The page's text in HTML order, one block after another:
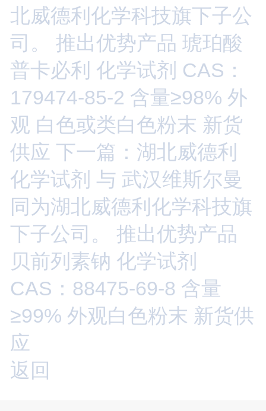
北威德利化学科技旗下子公
司。 推出优势产品 琥珀酸
普卡必利 化学试剂 CAS：
179474-85-2 含量≥98% 外
观 白色或类白色粉末 新货
供应 下一篇：湖北威德利
化学试剂 与 武汉维斯尔曼
同为湖北威德利化学科技旗
下子公司。 推出优势产品
贝前列素钠 化学试剂
CAS：88475-69-8 含量
≥99% 外观白色粉末 新货供
应
返回